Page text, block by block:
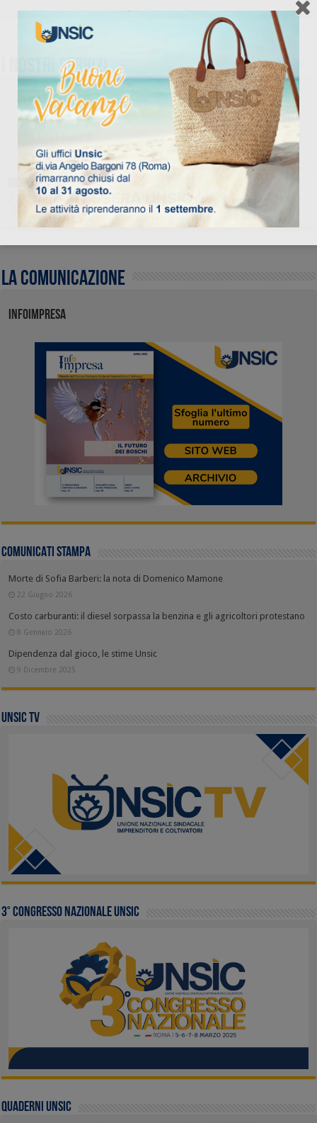
I nostri servizi
PER LE AZIENDE
La comunicazione
INFOIMPRESA
COMUNICATI STAMPA
Morte di Sofia Barberi: la nota di Domenico Mamone
22 Giugno 2026
Costo carburanti: il diesel sorpassa la benzina e gli agricoltori protestano
8 Gennaio 2026
Dipendenza dal gioco, le stime Unsic
9 Dicembre 2025
UNSIC TV
3° Congresso Nazionale UNSIC
QUADERNI UNSIC